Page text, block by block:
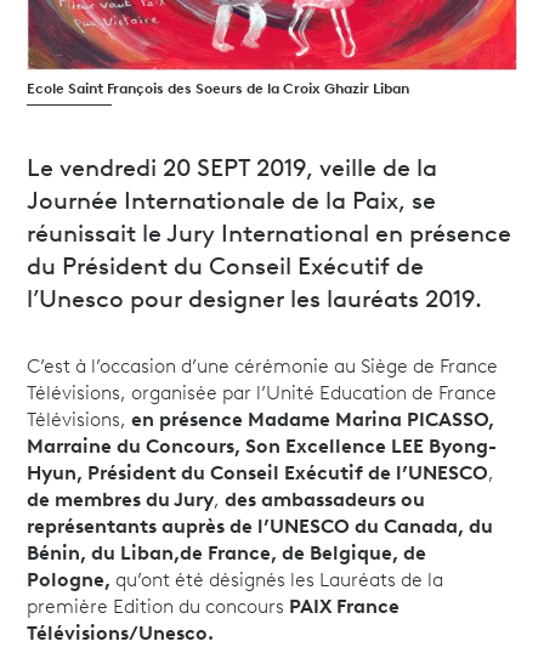
Ecole Saint François des Soeurs de la Croix Ghazir Liban
Le vendredi 20 SEPT 2019, veille de la
Journée Internationale de la Paix, se
réunissait le Jury International en présence
du Président du Conseil Exécutif de
l’Unesco pour designer les lauréats 2019.
C’est à l’occasion d’une cérémonie au Siège de France
Télévisions, organisée par l’Unité Education de France
Télévisions,en présence Madame Marina PICASSO,
Marraine du Concours, Son Excellence LEE Byong-
Hyun, Président du Conseil Exécutif de l’UNESCO,
de membres du Jury,des ambassadeurs ou
représentants auprès de l’UNESCO du Canada, du
Bénin, du Liban,de France, de Belgique, de
Pologne, qu’ont été désignés les Lauréats de la
première Edition du concours PAIX France
Télévisions/Unesco.